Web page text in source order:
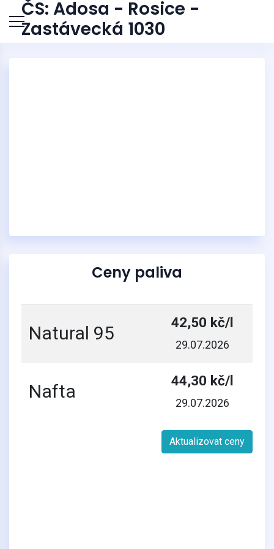
ČS: Adosa - Rosice -
Zastávecká 1030
Ceny paliva
Natural 95 42,50 kč/l
29.07.2026
Nafta 44,30 kč/l
29.07.2026
Aktualizovat ceny